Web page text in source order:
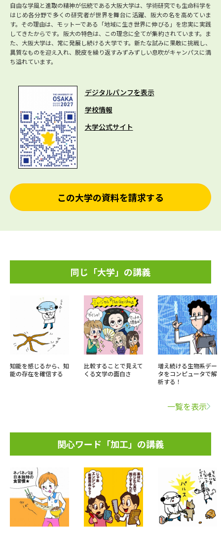
自由な学風と進取の精神が伝統である大阪大学は、学術研究でも生命科学を
はじめ各分野で多くの研究者が世界を舞台に活躍、阪大の名を高めていま
す。その理由は、モットーである「地域に生き世界に伸びる」を忠実に実践
してきたからです。阪大の特色は、この理念に全てが集約されています。ま
た、大阪大学は、常に発展し続ける大学です。新たな試みに果敢に挑戦し、
異質なものを迎え入れ、脱皮を繰り返すみずみずしい息吹がキャンパスに満
ち溢れています。
デジタルパンフを表示
学校情報
大学公式サイト
この大学の資料を請求する
同じ「大学」の講義
知能を感じるから、知
能の存在を確信する
比較することで見えて
くる文学の面白さ
増え続ける生物系デー
タをコンピュータで解
析する！
一覧を表示
関心ワード「加工」の講義